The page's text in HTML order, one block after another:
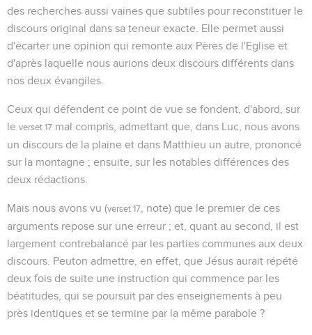
des recherches aussi vaines que subtiles pour reconstituer le
discours original dans sa teneur exacte. Elle permet aussi
d'écarter une opinion qui remonte aux Pères de l'Eglise et
d'après laquelle nous aurions deux discours différents dans
nos deux évangiles.
Ceux qui défendent ce point de vue se fondent, d'abord, sur
le verset 17 mal compris, admettant que, dans Luc, nous avons
un discours de la plaine et dans Matthieu un autre, prononcé
sur la montagne ; ensuite, sur les notables différences des
deux rédactions.
Mais nous avons vu (verset 17
, note) que le premier de ces
arguments repose sur une erreur ; et, quant au second, il est
largement contrebalancé par les parties communes aux deux
discours. Peuton admettre, en effet, que Jésus aurait répété
deux fois de suite une instruction qui commence par les
béatitudes, qui se poursuit par des enseignements à peu
près identiques et se termine par la même parabole ?